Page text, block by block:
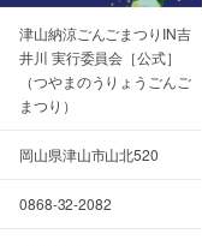
津山納涼ごんごまつりIN吉
井川 実行委員会［公式］
（つやまのうりょうごんご
まつり）
岡山県津山市山北520
0868-32-2082